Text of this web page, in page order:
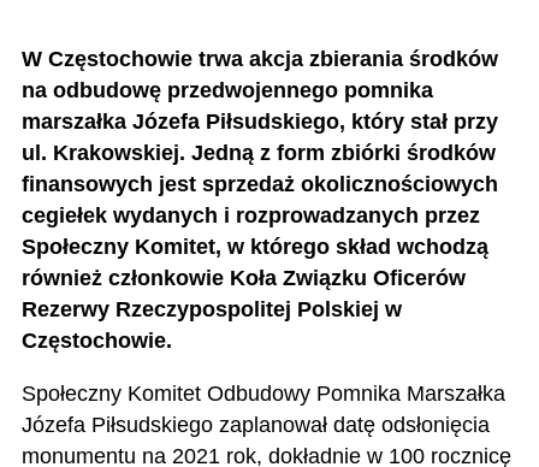
W Częstochowie trwa akcja zbierania środków
na odbudowę przedwojennego pomnika
marszałka Józefa Piłsudskiego, który stał przy
ul. Krakowskiej. Jedną z form zbiórki środków
finansowych jest sprzedaż okolicznościowych
cegiełek wydanych i rozprowadzanych przez
Społeczny Komitet, w którego skład wchodzą
również członkowie Koła Związku Oficerów
Rezerwy Rzeczypospolitej Polskiej w
Częstochowie.
Społeczny Komitet Odbudowy Pomnika Marszałka
Józefa Piłsudskiego zaplanował datę odsłonięcia
monumentu na 2021 rok, dokładnie w 100 rocznicę